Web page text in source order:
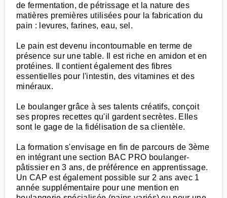
de fermentation, de pétrissage et la nature des
matières premières utilisées pour la fabrication du
pain : levures, farines, eau, sel.
Le pain est devenu incontournable en terme de
présence sur une table. Il est riche en amidon et en
protéines. Il contient également des fibres
essentielles pour l'intestin, des vitamines et des
minéraux.
Le boulanger grâce à ses talents créatifs, conçoit
ses propres recettes qu'il gardent secrètes. Elles
sont le gage de la fidélisation de sa clientèle.
La formation s'envisage en fin de parcours de 3ème
en intégrant une section BAC PRO boulanger-
pâtissier en 3 ans, de préférence en apprentissage.
Un CAP est également possible sur 2 ans avec 1
année supplémentaire pour une mention en